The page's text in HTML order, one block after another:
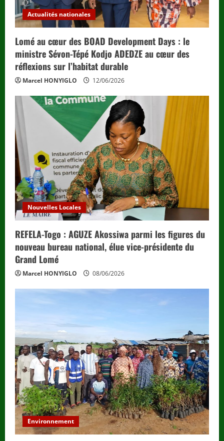
Actualités nationales
Lomé au cœur des BOAD Development Days : le
ministre Sévon-Tépé Kodjo ADEDZE au cœur des
réflexions sur l’habitat durable
Marcel HONYIGLO 12/06/2026
Nouvelles Locales
REFELA-Togo : AGUZE Akossiwa parmi les figures du
nouveau bureau national, élue vice-présidente du
Grand Lomé
Marcel HONYIGLO 08/06/2026
Environnement